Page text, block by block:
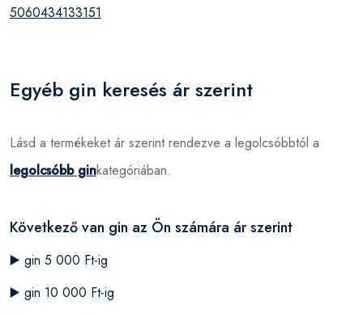
5060434133151
Egyéb gin keresés ár szerint
Lásd a termékeket ár szerint rendezve a legolcsóbbtól a
legolcsóbb ginkategóriában.
Következő van gin az Ön számára ár szerint
▶️ gin 5 000 Ft-ig
▶️ gin 10 000 Ft-ig